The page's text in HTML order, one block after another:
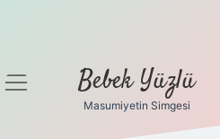
menüyü
Bebek Yüzlü
Masumiyetin Simgesi